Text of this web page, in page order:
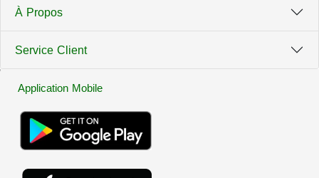
À Propos
Service Client
Application Mobile